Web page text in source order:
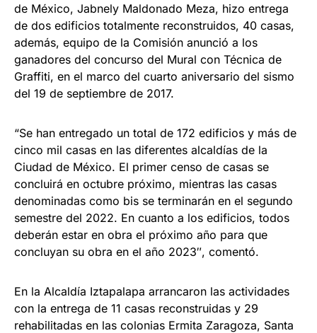
de México, Jabnely Maldonado Meza, hizo entrega
de dos edificios totalmente reconstruidos, 40 casas,
además, equipo de la Comisión anunció a los
ganadores del concurso del Mural con Técnica de
Graffiti, en el marco del cuarto aniversario del sismo
del 19 de septiembre de 2017.
“Se han entregado un total de 172 edificios y más de
cinco mil casas en las diferentes alcaldías de la
Ciudad de México. El primer censo de casas se
concluirá en octubre próximo, mientras las casas
denominadas como bis se terminarán en el segundo
semestre del 2022. En cuanto a los edificios, todos
deberán estar en obra el próximo año para que
concluyan su obra en el año 2023″, comentó.
En la Alcaldía Iztapalapa arrancaron las actividades
con la entrega de 11 casas reconstruidas y 29
rehabilitadas en las colonias Ermita Zaragoza, Santa